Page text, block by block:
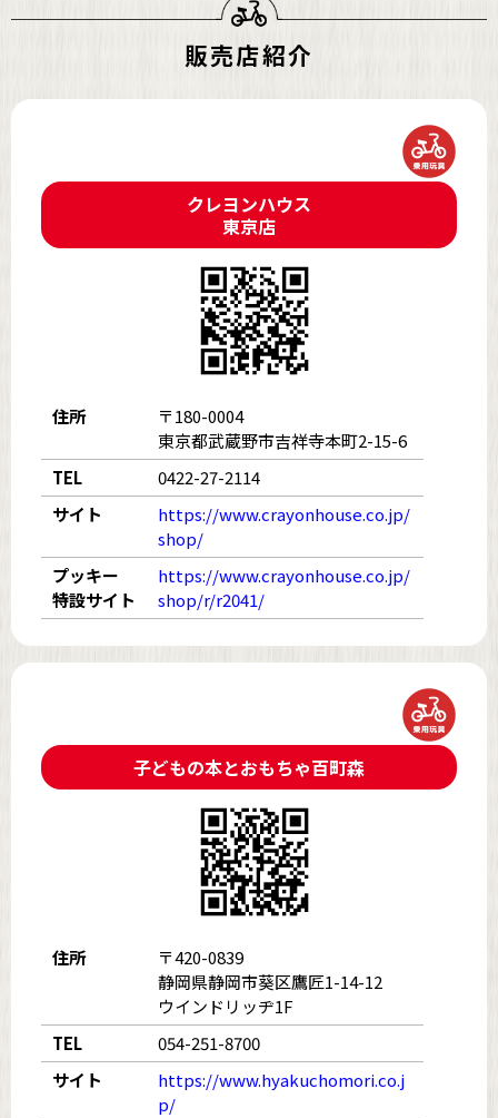
販売店紹介
クレヨンハウス
東京店
住所
〒180-0004
東京都武蔵野市吉祥寺本町2-15-6
TEL
0422-27-2114
サイト
https://www.crayonhouse.co.jp/
shop/
プッキー
特設サイト
https://www.crayonhouse.co.jp/
shop/r/r2041/
子どもの本とおもちゃ百町森
住所
〒420-0839
静岡県静岡市葵区鷹匠1-14-12
ウインドリッヂ1F
TEL
054-251-8700
サイト
https://www.hyakuchomori.co.j
p/